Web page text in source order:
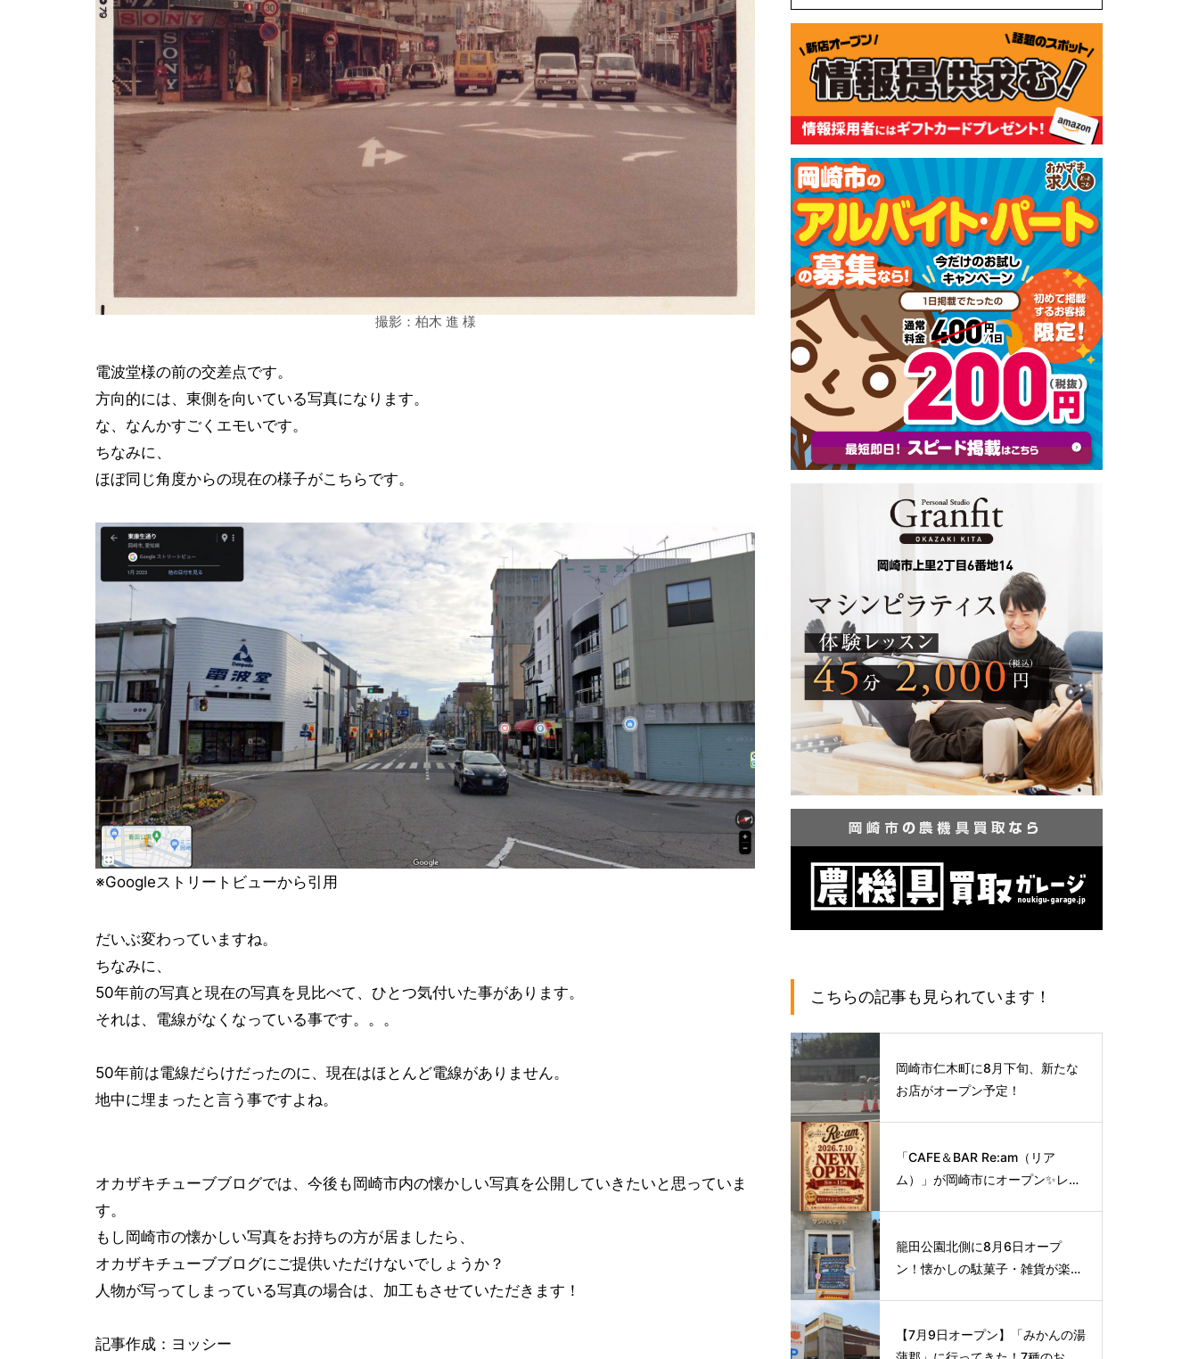
撮影：柏木 進 様
電波堂様の前の交差点です。
方向的には、東側を向いている写真になります。
な、なんかすごくエモいです。
ちなみに、
ほぼ同じ角度からの現在の様子がこちらです。
※Googleストリートビューから引用
だいぶ変わっていますね。
ちなみに、
50年前の写真と現在の写真を見比べて、ひとつ気付いた事があります。
それは、電線がなくなっている事です。。。
50年前は電線だらけだったのに、現在はほとんど電線がありません。
地中に埋まったと言う事ですよね。
オカザキチューブブログでは、今後も岡崎市内の懐かしい写真を公開していきたいと思っていま
す。
もし岡崎市の懐かしい写真をお持ちの方が居ましたら、
オカザキチューブブログにご提供いただけないでしょうか？
人物が写ってしまっている写真の場合は、加工もさせていただきます！
記事作成：ヨッシー
こちらの記事も見られています！
岡崎市仁木町に8月下旬、新たな
お店がオープン予定！
「CAFE＆BAR Re:am（リア
ム）」が岡崎市にオープン✨レト
籠田公園北側に8月6日オープ
ン！懐かしの駄菓子・雑貨が楽し
【7月9日オープン】「みかんの湯